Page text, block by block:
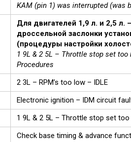
KAM (pin 1) was interrupted (was
Для двигателей 1,9 л. и 2,5 л.
дроссельной заслонки
(процедуры настройки
1 9L & 2 5L – Throttle stop set too
Procedures
2 3L – RPM’s too low – IDLE
Electronic ignition – IDM circuit
1 9L & 2 5L – Throttle stop set too
Check base timing & advance